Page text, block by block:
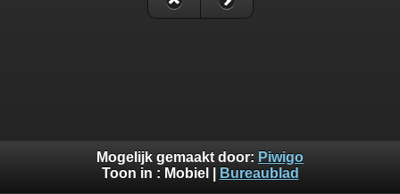
Mogelijk gemaakt door: Piwigo
Toon in : Mobiel Bureaublad